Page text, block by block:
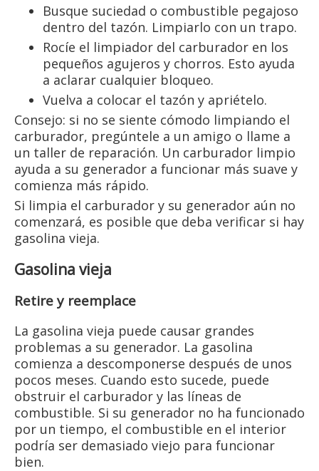
Busque suciedad o combustible pegajoso
dentro del tazón. Limpiarlo con un trapo.
Rocíe el limpiador del carburador en los
pequeños agujeros y chorros. Esto ayuda
a aclarar cualquier bloqueo.
Vuelva a colocar el tazón y apriételo.
Consejo: si no se siente cómodo limpiando el
carburador, pregúntele a un amigo o llame a
un taller de reparación. Un carburador limpio
ayuda a su generador a funcionar más suave y
comienza más rápido.
Si limpia el carburador y su generador aún no
comenzará, es posible que deba verificar si hay
gasolina vieja.
Gasolina vieja
Retire y reemplace
La gasolina vieja puede causar grandes
problemas a su generador. La gasolina
comienza a descomponerse después de unos
pocos meses. Cuando esto sucede, puede
obstruir el carburador y las líneas de
combustible. Si su generador no ha funcionado
por un tiempo, el combustible en el interior
podría ser demasiado viejo para funcionar
bien.